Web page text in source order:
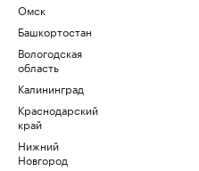
Омск
Башкортостан
Вологодская
область
Калининград
Краснодарский
край
Нижний
Новгород